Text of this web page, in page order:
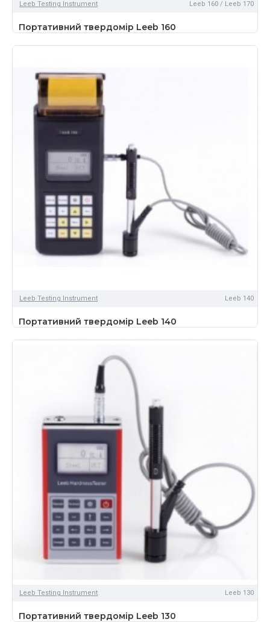
Leeb Testing Instrument Leeb 160 / Leeb 170
Портативний твердомір Leeb 160
Leeb Testing Instrument Leeb 140
Портативний твердомір Leeb 140
Leeb Testing Instrument Leeb 130
Портативний твердомір Leeb 130